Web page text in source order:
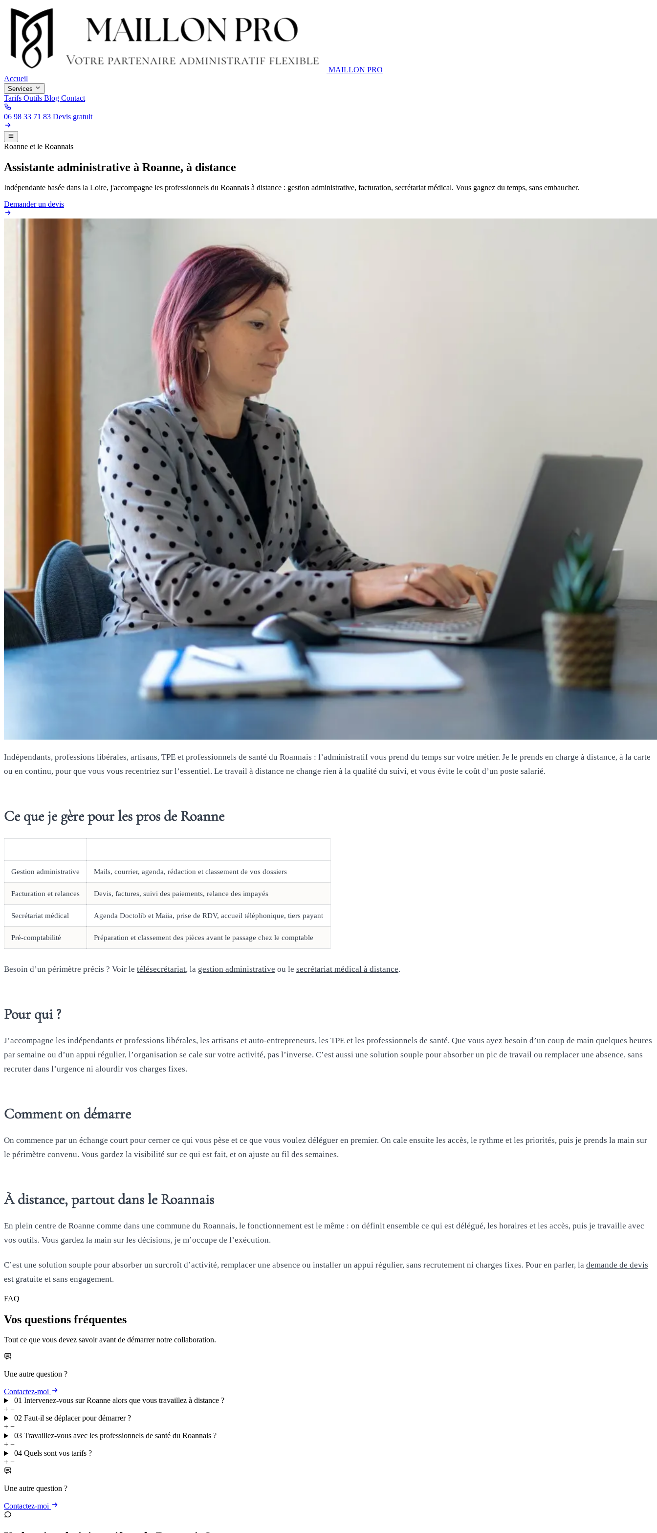
MAILLON PRO
Accueil
Services
Tarifs Outils Blog Contact
06 98 33 71 83 Devis gratuit
Roanne et le Roannais
Assistante administrative à Roanne, à distance
Indépendante basée dans la Loire, j'accompagne les professionnels du Roannais à distance : gestion administrative, facturation, secrétariat médical. Vous gagnez du temps, sans embaucher.
Demander un devis
Indépendants, professions libérales, artisans, TPE et professionnels de santé du Roannais : l’administratif vous prend du temps sur votre métier. Je le prends en charge à distance, à la carte
ou en continu, pour que vous vous recentriez sur l’essentiel. Le travail à distance ne change rien à la qualité du suivi, et vous évite le coût d’un poste salarié.
Ce que je gère pour les pros de Roanne
Gestion administrative Mails, courrier, agenda, rédaction et classement de vos dossiers
Facturation et relances Devis, factures, suivi des paiements, relance des impayés
Secrétariat médical Agenda Doctolib et Maiia, prise de RDV, accueil téléphonique, tiers payant
Pré-comptabilité Préparation et classement des pièces avant le passage chez le comptable
Besoin d’un périmètre précis ? Voir le télésecrétariat, la gestion administrative ou le secrétariat médical à distance.
Pour qui ?
J’accompagne les indépendants et professions libérales, les artisans et auto-entrepreneurs, les TPE et les professionnels de santé. Que vous ayez besoin d’un coup de main quelques heures
par semaine ou d’un appui régulier, l’organisation se cale sur votre activité, pas l’inverse. C’est aussi une solution souple pour absorber un pic de travail ou remplacer une absence, sans
recruter dans l’urgence ni alourdir vos charges fixes.
Comment on démarre
On commence par un échange court pour cerner ce qui vous pèse et ce que vous voulez déléguer en premier. On cale ensuite les accès, le rythme et les priorités, puis je prends la main sur
le périmètre convenu. Vous gardez la visibilité sur ce qui est fait, et on ajuste au fil des semaines.
À distance, partout dans le Roannais
En plein centre de Roanne comme dans une commune du Roannais, le fonctionnement est le même : on définit ensemble ce qui est délégué, les horaires et les accès, puis je travaille avec
vos outils. Vous gardez la main sur les décisions, je m’occupe de l’exécution.
C’est une solution souple pour absorber un surcroît d’activité, remplacer une absence ou installer un appui régulier, sans recrutement ni charges fixes. Pour en parler, la demande de devis
est gratuite et sans engagement.
FAQ
Vos questions fréquentes
Tout ce que vous devez savoir avant de démarrer notre collaboration.
Une autre question ?
Contactez-moi
01 Intervenez-vous sur Roanne alors que vous travaillez à distance ?
+ −
02 Faut-il se déplacer pour démarrer ?
+ −
03 Travaillez-vous avec les professionnels de santé du Roannais ?
+ −
04 Quels sont vos tarifs ?
+ −
Une autre question ?
Contactez-moi